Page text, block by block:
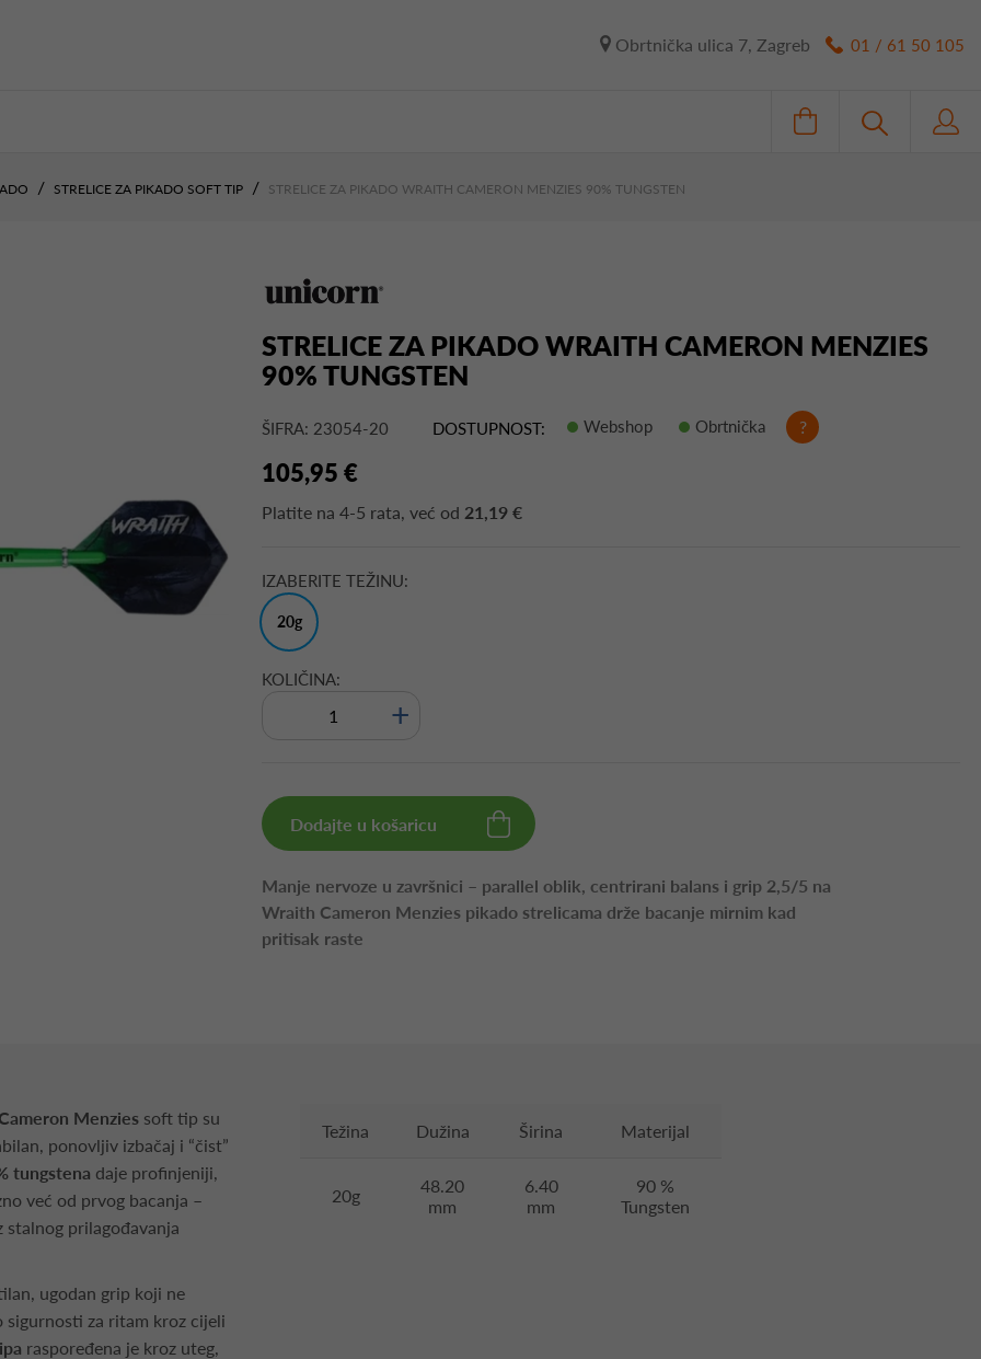
Obrtnička ulica 7, Zagreb 01 / 61 50 105
STRELICE ZA PIKADO SOFT TIP STRELICE ZA PIKADO WRAITH CAMERON MENZIES 90% TUNGSTEN
STRELICE ZA PIKADO WRAITH CAMERON MENZIES
90% TUNGSTEN
ŠIFRA: 23054-20 DOSTUPNOST: Webshop Obrtnička ?
105,95 €
Platite na 4-5 rata, već od 21,19 €
IZABERITE TEŽINU:
20g
KOLIČINA:
+
Dodajte u košaricu
Manje nervoze u završnici – parallel oblik, centrirani balans i grip 2,5/5 na
Wraith Cameron Menzies pikado strelicama drže bacanje mirnim kad
pritisak raste
Menzies soft tip su
ponovljiv izbačaj i “čist”
tungstena daje profinjeniji,
već od prvog bacanja –
stalnog prilagođavanja
ugodan grip koji ne
sigurnosti za ritam kroz cijeli
raspoređena je kroz uteg,
Težina Dužina Širina Materijal
20g
48.20
mm
6.40
mm
90 %
Tungsten